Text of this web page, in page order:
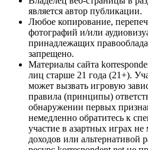
является автор публикации.
Любое копирование,
фотографий и/или
принадлежащих
запрещено.
Материалы сайта
лиц старше 21 года (21+).
может вызвать игровую
правила (принципы)
обнаружении первых
немедленно обратитесь к
участие в азартных играх
доходов или